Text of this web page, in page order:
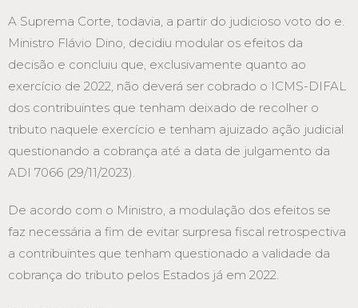
A Suprema Corte, todavia, a partir do judicioso voto do e.
Ministro Flávio Dino, decidiu modular os efeitos da
decisão e concluiu que, exclusivamente quanto ao
exercício de 2022, não deverá ser cobrado o ICMS-DIFAL
dos contribuintes que tenham deixado de recolher o
tributo naquele exercício e tenham ajuizado ação judicial
questionando a cobrança até a data de julgamento da
ADI 7066 (29/11/2023).
De acordo com o Ministro, a modulação dos efeitos se
faz necessária a fim de evitar surpresa fiscal retrospectiva
a contribuintes que tenham questionado a validade da
cobrança do tributo pelos Estados já em 2022.